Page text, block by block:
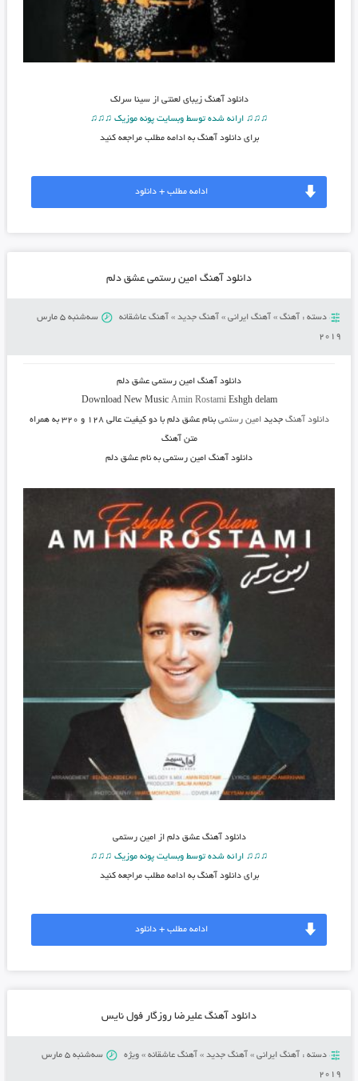
دانلود آهنگ زیبای لعنتی از سینا سرلک
♫♫♫ ارائه شده توسط وبسایت پونه موزیک ♫♫♫
برای دانلود آهنگ به ادامه مطلب مراجعه کنید
ادامه مطلب + دانلود
دانلود آهنگ امین رستمی عشق دلم
دسته : آهنگ» آهنگ ایرانی» آهنگ جدید» آهنگ عاشقانه
سه‌شنبه 5 مارس
2019
دانلود آهنگ امین رستمی عشق دلم
Download New Music Amin Rostami Eshgh delam
دانلود آهنگ جدیدامین رستمی بنام عشق دلم
با دو کیفیت عالی ۱۲۸ و ۳۲۰ به همراه
متن آهنگ
دانلود آهنگ امین رستمی به نام عشق دلم
دانلود آهنگ عشق دلم از امین رستمی
♫♫♫ ارائه شده توسط وبسایت پونه موزیک ♫♫♫
برای دانلود آهنگ به ادامه مطلب مراجعه کنید
ادامه مطلب + دانلود
دانلود آهنگ علیرضا روزگار فول نایس
دسته : آهنگ ایرانی» آهنگ جدید» آهنگ عاشقانه» ویژه
سه‌شنبه 5 مارس
2019